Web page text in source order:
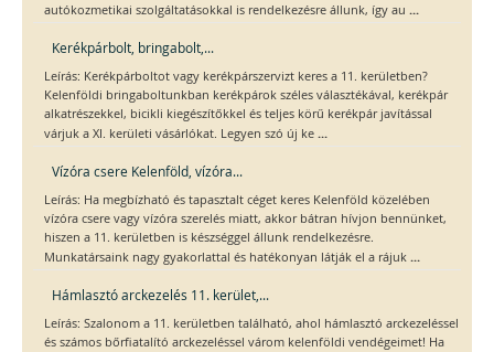
autókozmetikai szolgáltatásokkal is rendelkezésre állunk, így au ...
Kerékpárbolt, bringabolt,...
Leírás: Kerékpárboltot vagy kerékpárszervizt keres a 11. kerületben?
Kelenföldi bringaboltunkban kerékpárok széles választékával, kerékpár
alkatrészekkel, bicikli kiegészítőkkel és teljes körű kerékpár javítással
várjuk a XI. kerületi vásárlókat. Legyen szó új ke ...
Vízóra csere Kelenföld, vízóra...
Leírás: Ha megbízható és tapasztalt céget keres Kelenföld közelében
vízóra csere vagy vízóra szerelés miatt, akkor bátran hívjon bennünket,
hiszen a 11. kerületben is készséggel állunk rendelkezésre.
Munkatársaink nagy gyakorlattal és hatékonyan látják el a rájuk ...
Hámlasztó arckezelés 11. kerület,...
Leírás: Szalonom a 11. kerületben található, ahol hámlasztó arckezeléssel
és számos bőrfiatalító arckezeléssel várom kelenföldi vendégeimet! Ha